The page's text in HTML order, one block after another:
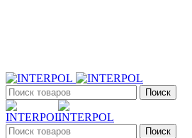
Поиск
Поиск